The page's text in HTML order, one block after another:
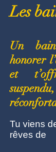
Les
Un
honorer
et
Tu viens
rêves de